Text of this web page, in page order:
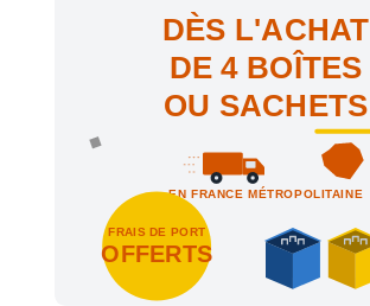
DÈS L'ACHAT
DE 4 BOÎTES
OU SACHETS
EN FRANCE MÉTROPOLITAINE
FRAIS DE PORT
OFFERTS